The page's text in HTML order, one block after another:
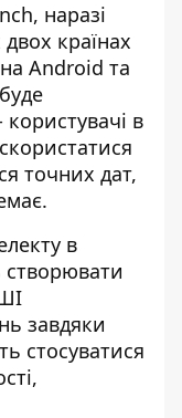
наразі
країнах
Android та
в
точних дат,
в
створювати
завдяки
стосуватися